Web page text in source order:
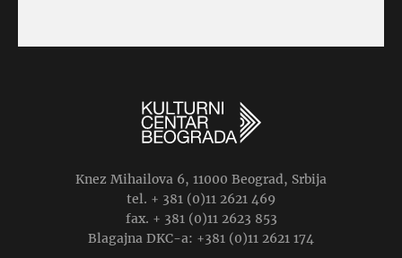
Knez Mihailova 6, 11000 Beograd, Srbija
tel. + 381 (0)11 2621 469
fax. + 381 (0)11 2623 853
Blagajna DKC-a: +381 (0)11 2621 174